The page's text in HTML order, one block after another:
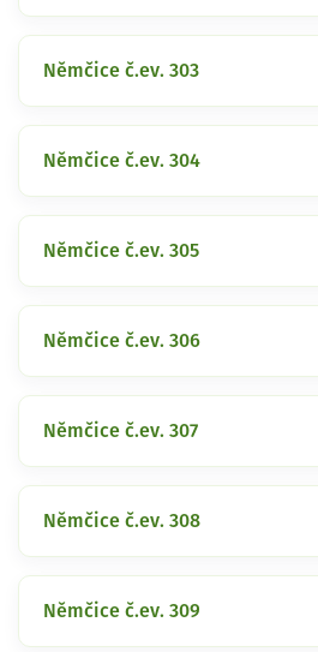
Němčice č.ev. 303
Němčice č.ev. 304
Němčice č.ev. 305
Němčice č.ev. 306
Němčice č.ev. 307
Němčice č.ev. 308
Němčice č.ev. 309